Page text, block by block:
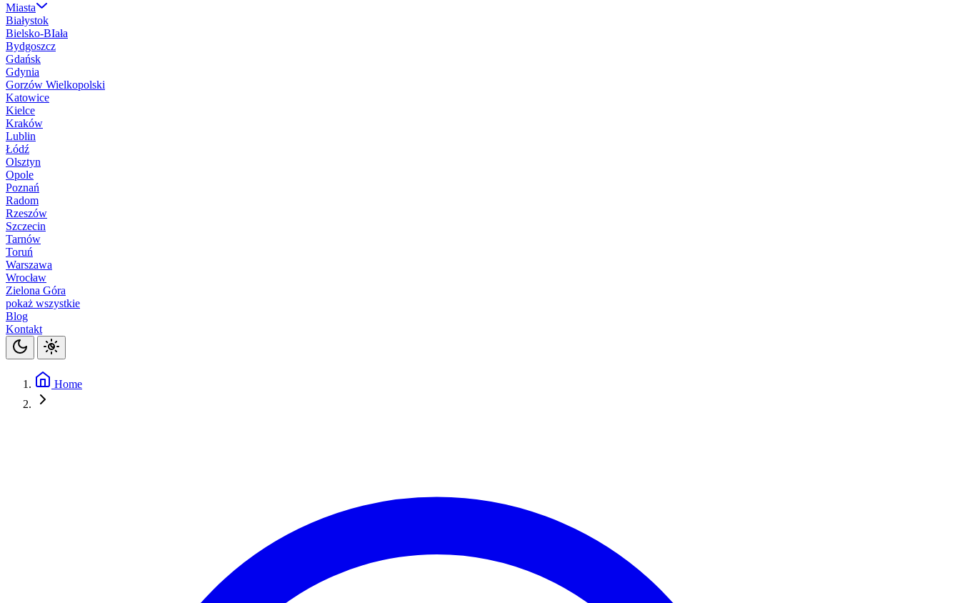
Miasta
Białystok
Bielsko-BIała
Bydgoszcz
Gdańsk
Gdynia
Gorzów Wielkopolski
Katowice
Kielce
Kraków
Lublin
Łódź
Olsztyn
Opole
Poznań
Radom
Rzeszów
Szczecin
Tarnów
Toruń
Warszawa
Wrocław
Zielona Góra
pokaż wszystkie
Blog
Kontakt
Home